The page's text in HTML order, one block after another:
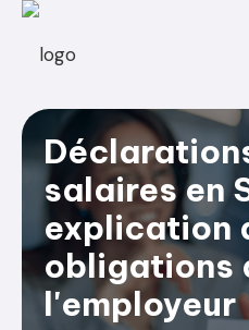
salaires en
explication
obligations
l'employeur